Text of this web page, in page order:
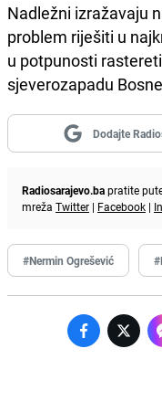
Nadležni izražavaju
problem riješiti u
u potpunosti
sjeverozapadu
Dodajte
Radiosarajevo.bapratite
mreža Twitter | Facebook |
#Nermin Ogrešević